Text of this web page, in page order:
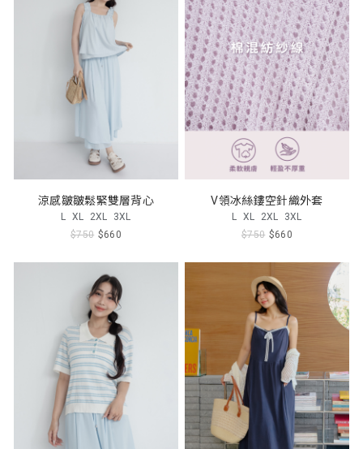
涼感皺皺鬆緊雙層背心
L XL 2XL 3XL
$750 $660
V領冰絲鏤空針織外套
L XL 2XL 3XL
$750 $660